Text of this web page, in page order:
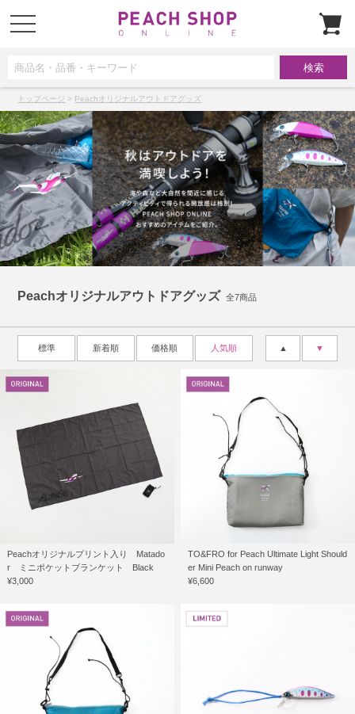
t
o
a
i
g
a
t
n
トップページ > Peachオリジナルアウトドアグッズ
Peachオリジナルアウトドアグッズ 全7商品
標準 新着順 価格順 人気順 ▼
▲
Peachオリジナルプリント入り Matado
r ミニポケットブランケット Black
¥3,000
TO&FRO for Peach Ultimate Light Should
er Mini Peach on runway
¥6,600